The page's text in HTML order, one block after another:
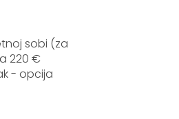
sobi (za
220 €
- opcija